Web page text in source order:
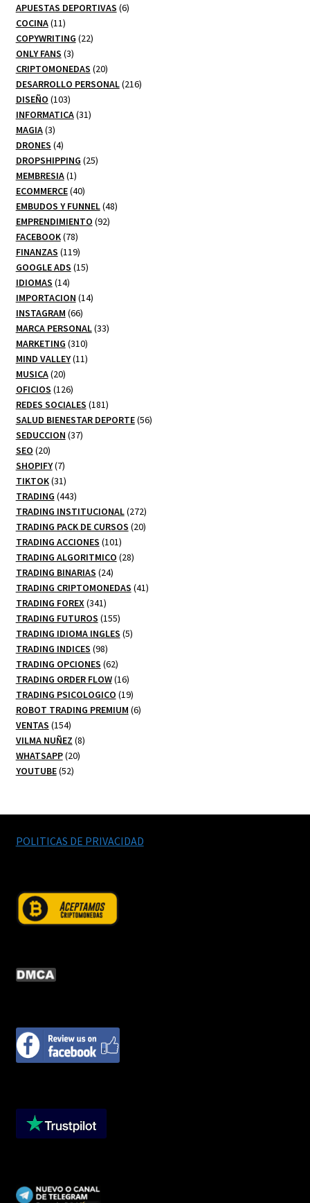
productos
APUESTAS DEPORTIVAS 66
COCINA 1111
productos
COPYWRITING 2222
ONLY FANS 33
productos
CRIPTOMONEDAS 2020
productos
DESARROLLO PERSONAL 216216
DISEÑO 103103
productos
INFORMATICA 3131
MAGIA 33
productos
DRONES 44
productos
DROPSHIPPING 2525
MEMBRESIA 11
producto
ECOMMERCE 4040
productos
EMBUDOS Y FUNNEL 4848
EMPRENDIMIENTO 9292
FACEBOOK 7878
productos
FINANZAS 119119
productos
GOOGLE ADS 1515
IDIOMAS 1414
productos
IMPORTACION 1414
INSTAGRAM 6666
productos
MARCA PERSONAL 3333
MARKETING 310310
productos
MIND VALLEY 1111
MUSICA 2020
productos
OFICIOS 126126
productos
REDES SOCIALES 181181
productos
SALUD BIENESTAR DEPORTE 5656
SEDUCCION 3737
SEO 2020
productos
SHOPIFY 77
productos
TIKTOK 3131
productos
TRADING 443443
productos
TRADING INSTITUCIONAL 272272
productos
TRADING PACK DE CURSOS 2020
TRADING ACCIONES 101101
productos
TRADING ALGORITMICO 2828
TRADING BINARIAS 2424
productos
TRADING CRIPTOMONEDAS 4141
TRADING FOREX 341341
productos
TRADING FUTUROS 155155
productos
TRADING IDIOMA INGLES 55
TRADING INDICES 9898
productos
TRADING OPCIONES 6262
productos
TRADING ORDER FLOW 1616
productos
TRADING PSICOLOGICO 1919
productos
ROBOT TRADING PREMIUM 66
VENTAS 154154
productos
VILMA NUÑEZ 88
WHATSAPP 2020
YOUTUBE 5252
POLITICAS DE PRIVACIDAD